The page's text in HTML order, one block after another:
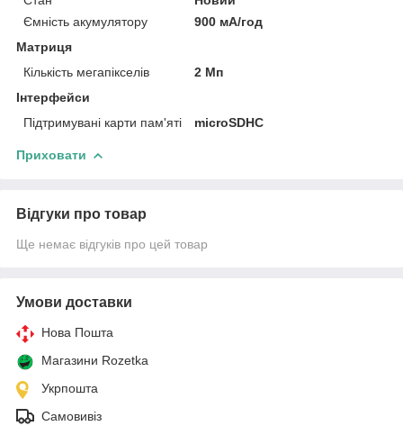
Ємність акумулятору
900 мА/год
Матриця
Кількість мегапікселів
2 Мп
Інтерфейси
Підтримувані карти пам'яті
microSDHC
Приховати
Відгуки про товар
Ще немає відгуків про цей товар
Умови доставки
Нова Пошта
Магазини Rozetka
Укрпошта
Самовивіз